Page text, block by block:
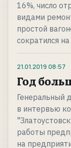
16%, число
видами
простой
сократился
21.01.2019 08:57
Год
Генеральный
в интервью
работы
на